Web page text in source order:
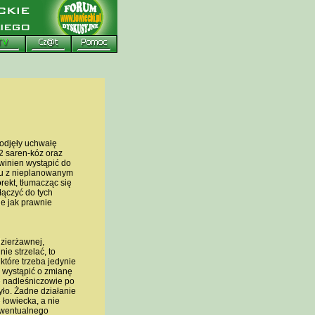
uchwałę
saren-kóz oraz
wystąpić do
z nieplanowanym
tłumacząc się
do tych
jak prawnie
strzelać, to
trzeba jedynie
o zmianę
nadleśniczowie po
Żadne działanie
a nie